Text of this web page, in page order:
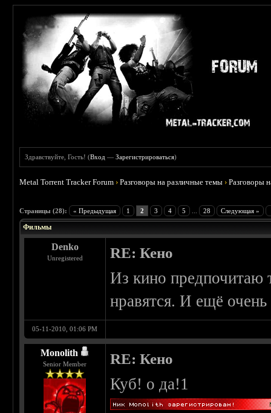
Здравствуйте, Гость! (Вход —Зарегистрироваться)
Metal Torrent Tracker Forum ›Разговоры на различные темы ›Разговоры
Страницы (28): « Предыдущая 1 2 3 4 5 28 Следующая »
Фильмы
Denko
Unregistered RE: Кено
Из кино
нравятся. И ещё
05-11-2010, 01:06 PM
Monolith
Senior Member RE: Кено
Куб! о да!1